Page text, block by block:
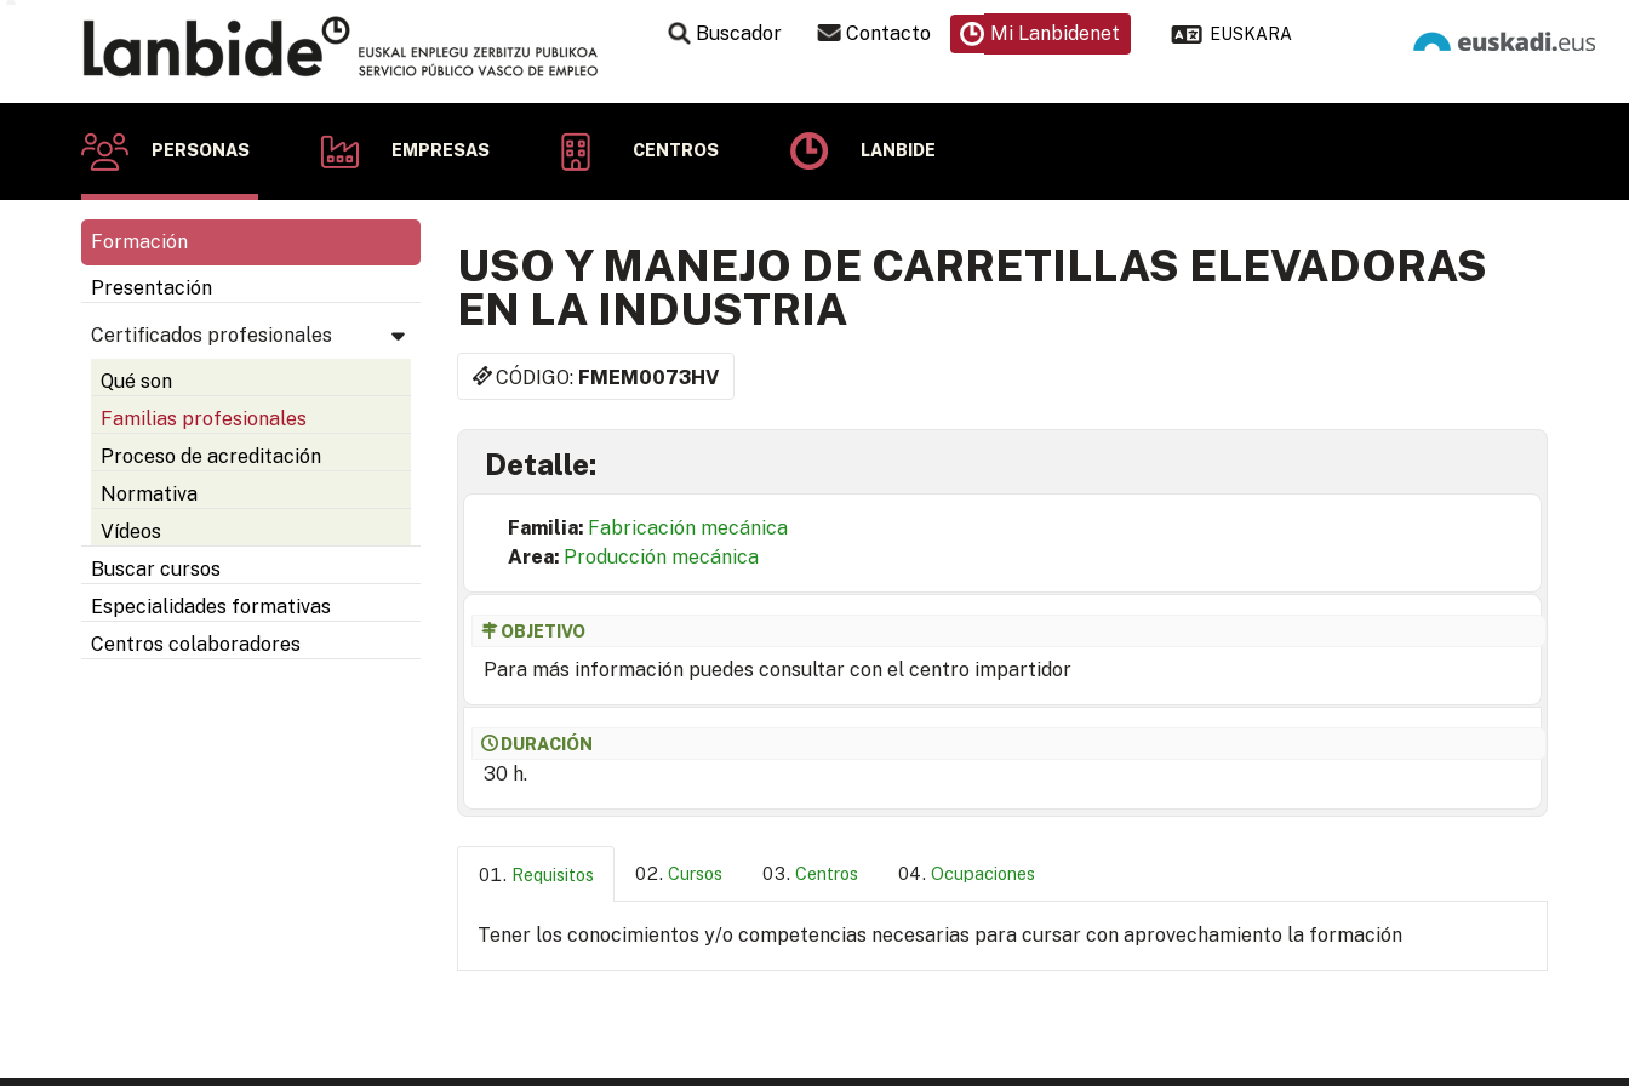
Buscador Contacto Mi Lanbidenet EUSKARA
PERSONAS EMPRESAS CENTROS LANBIDE
Formación
Presentación
Certificados profesionales
Qué son
Familias profesionales
Proceso de acreditación
Normativa
Vídeos
Buscar cursos
Especialidades formativas
Centros colaboradores
USO Y MANEJO DE CARRETILLAS ELEVADORAS
EN LA INDUSTRIA
CÓDIGO: FMEM0073HV
Detalle:
Familia: Fabricación mecánica
Area: Producción mecánica
OBJETIVO
Para más información puedes consultar con el centro impartidor
DURACIÓN
30 h.
Requisitos Cursos Centros Ocupaciones
Tener los conocimientos y/o competencias necesarias para cursar con aprovechamiento la formación